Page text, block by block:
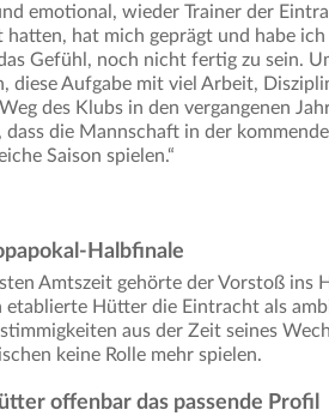
emotional, wieder Trainer der
hat mich geprägt und habe ich
Gefühl, noch nicht fertig zu sein.
diese Aufgabe mit viel Arbeit,
des Klubs in den vergangenen
die Mannschaft in der
Saison spielen.“
Halbfinale
Amtszeit gehörte der Vorstoß ins
etablierte Hütter die Eintracht als
aus der Zeit seines
keine Rolle mehr spielen.
offenbar das passende Profil